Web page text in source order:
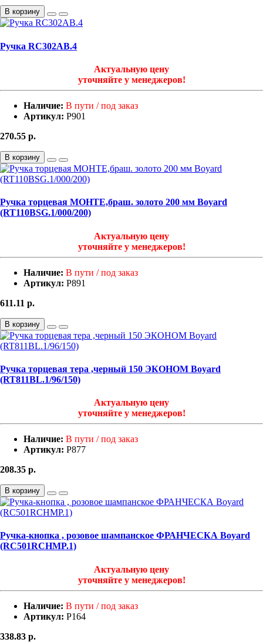
В корзину
Ручка RC302AB.4
Актуальную цену
уточняйте у менеджеров!
Наличие: В пути / под заказ
Артикул: Р901
270.55 р.
В корзину
Ручка торцевая МОНТЕ,браш. золото 200 мм Boyard
(RT110BSG.1/000/200)
Актуальную цену
уточняйте у менеджеров!
Наличие: В пути / под заказ
Артикул: Р891
611.11 р.
В корзину
Ручка торцевая тера ,черный 150 ЭКОНОМ Boyard
(RT811BL.1/96/150)
Актуальную цену
уточняйте у менеджеров!
Наличие: В пути / под заказ
Артикул: Р877
208.35 р.
В корзину
Ручка-кнопка , розовое шампанское ФРАНЧЕСКА Boyard
(RC501RCHMP.1)
Актуальную цену
уточняйте у менеджеров!
Наличие: В пути / под заказ
Артикул: Р164
338.83 р.